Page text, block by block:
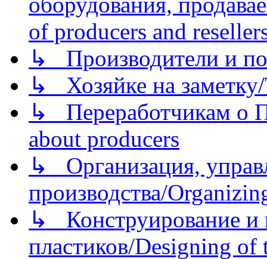
of producers and
↳ Производители и
↳ Хозяйке на
↳ Переработчикам о
about producers
↳ Организация,
производства/
↳ Конструирование и
пластиков/Designing of